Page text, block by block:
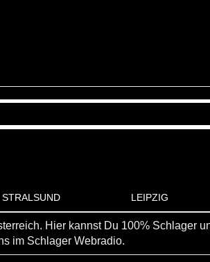
STRALSUND LEIPZIG
Hier kannst Du 100% Schlager
im Schlager Webradio.